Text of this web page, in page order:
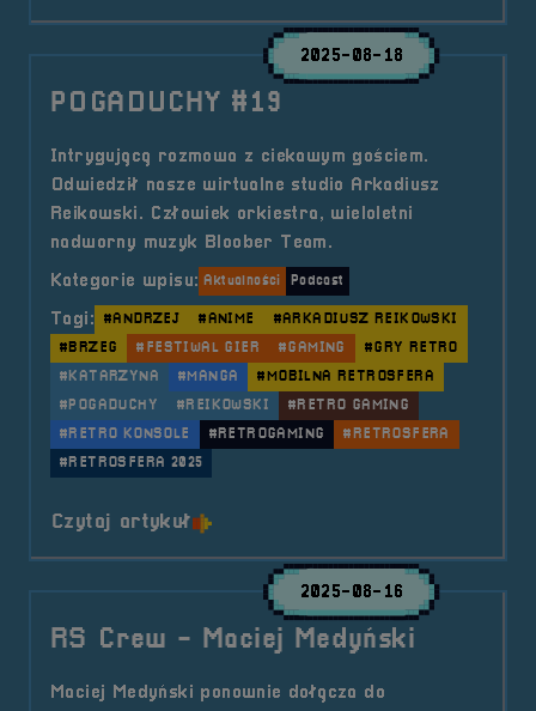
2025-08-18
POGADUCHY #19
Intrygującą rozmowa z ciekawym gościem.
Odwiedził nasze wirtualne studio Arkadiusz
Reikowski. Człowiek orkiestra, wieloletni
nadworny muzyk Bloober Team.
Kategorie wpisu: Aktualności Podcast
Tagi: #ANDRZEJ #ANIME
#ARKADIUSZ REIKOWSKI
#BRZEG
#FESTIWAL GIER #GAMING
#GRY RETRO
#KATARZYNA
#MANGA
#MOBILNA RETROSFERA
#POGADUCHY
#REIKOWSKI
#RETRO GAMING
#RETRO KONSOLE
#RETROGAMING
#RETROSFERA
#RETROSFERA 2025
Czytaj artykuło tytule POGADUCHY #19
2025-08-16
RS Crew - Maciej Medyński
Maciej Medyński ponownie dołącza do